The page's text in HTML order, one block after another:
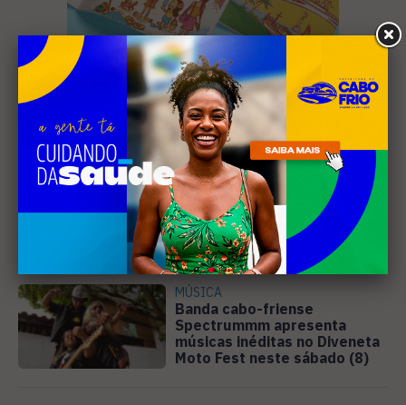
Leia Também
MÚSICA
Banda cabo-friense
Spectrummm apresenta
músicas inéditas no Diveneta
Moto Fest neste sábado (8)